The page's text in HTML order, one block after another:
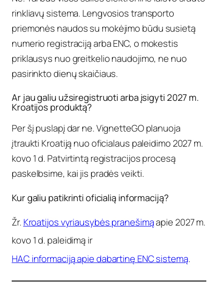
rinkliavų sistema. Lengvosios transporto
priemonės naudos su mokėjimo būdu susietą
numerio registraciją arba ENC, o mokestis
priklausys nuo greitkelio naudojimo, ne nuo
pasirinkto dienų skaičiaus.
Ar jau galiu užsiregistruoti arba įsigyti 2027 m.
Kroatijos produktą?
Per šį puslapį dar ne. VignetteGO planuoja
įtraukti Kroatiją nuo oficialaus paleidimo 2027 m.
kovo 1 d. Patvirtintą registracijos procesą
paskelbsime, kai jis pradės veikti.
Kur galiu patikrinti oficialią informaciją?
Žr. Kroatijos vyriausybės pranešimąapie 2027 m.
kovo 1 d. paleidimą ir
HAC informaciją apie dabartinę ENC sistemą.